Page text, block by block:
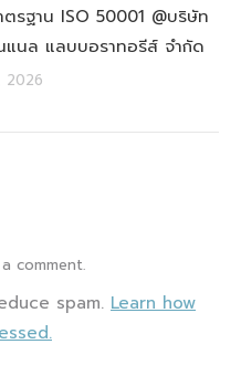
รฐาน ISO 50001 @บริษัท
แนล แลบบอราทอรีส์ จำกัด
2026
comment.
spam. Learn how